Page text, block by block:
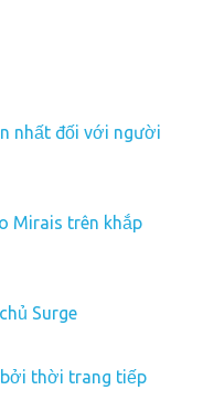
nhất đối với người
Mirais trên khắp
Surge
bởi thời trang tiếp